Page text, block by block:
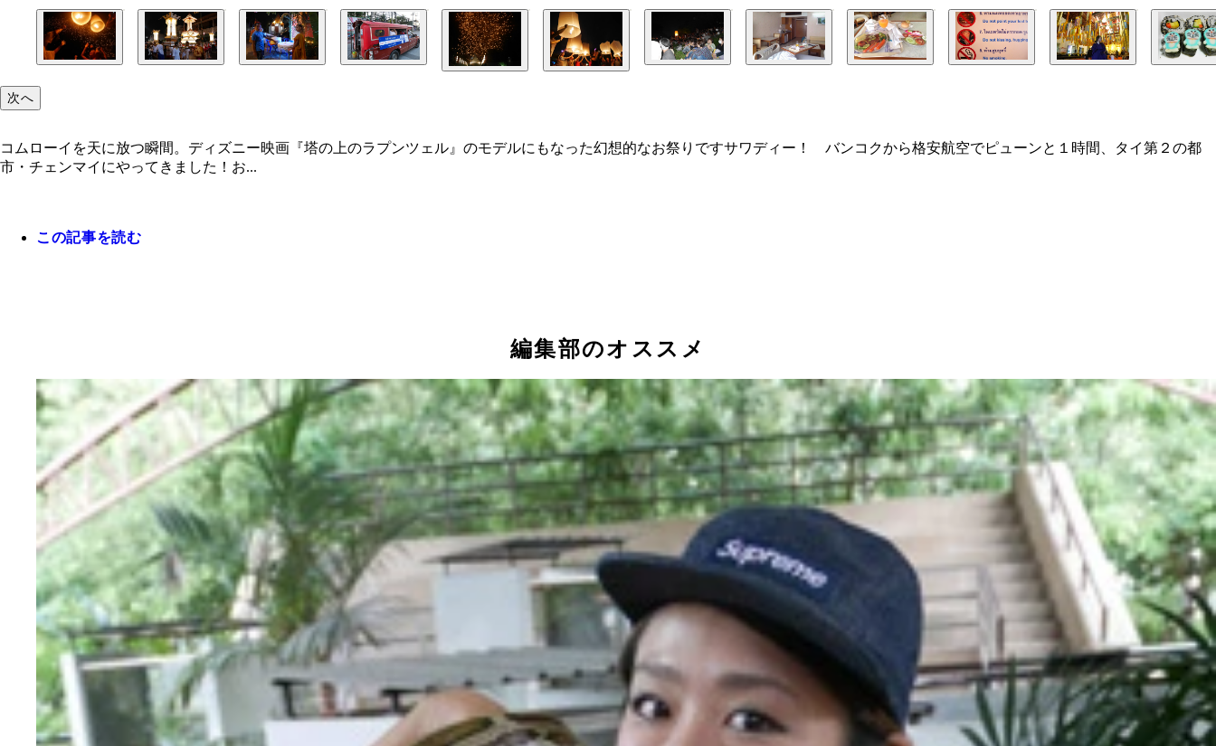
コムローイを天に放つ瞬間。ディズニー映画『塔の上のラプンツェル』のモデルにもなった幻想的なお祭りです
お祭りの時期は花火や爆竹が鳴り、街中でパレードも行なわれる
クラブの入り口ではなく、お寺。コムローイ売ってます
対面式にベンチシートがある乗り合いタクシー、ソンテウ。「ＶＩＰ席だ！」とか言って子供サイズのプラスティック椅子まで用意してくれた 苦笑
チケットなしの人たちが会場の外から眺める「一斉上げ」の様子
何人かでまとまって上げる一体感はスペシャル
まるで日本の花火大会の河川敷のような光景
ホテルのような病室
ホテルのような食事。洋食はタイでは割高なので、旅人は普段もっと素朴なものをかじってます 笑
観光で入った寺院での「寺院内でのキスやハグ禁止」のサインはなぜか 日本の成人向け漫画タッチ（しかも両方女の子疑惑）寺院内、この絵でいいのか！？
タイといえばやっぱり寺。装飾はかなりキラキラだけど、寺院内は肩の出てる服もダメなのでコートを貸してくれる。敬虔さと大らかさのバランスが絶妙？
次へ
コムローイを天に放つ瞬間。ディズニー映画『塔の上のラプンツェル』のモデルにもなった幻想的なお祭りですサワディー！ バンコクから格安航空でピューンと１時間、タイ第２の都
市・チェンマイにやってきました！お...
この記事を読む
編集部のオススメ